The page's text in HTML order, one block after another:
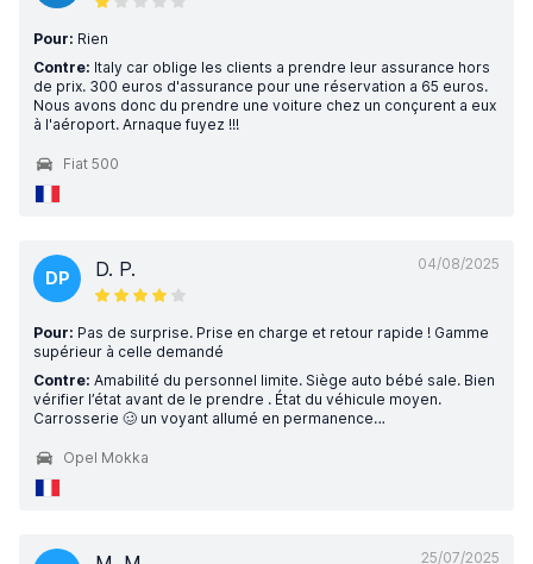
Pour: Rien
Contre: Italy car oblige les clients a prendre leur assurance hors
de prix. 300 euros d'assurance pour une réservation a 65 euros.
Nous avons donc du prendre une voiture chez un conçurent a eux
à l'aéroport. Arnaque fuyez !!!
Fiat 500
04/08/2025
DP D. P.
Pour: Pas de surprise. Prise en charge et retour rapide ! Gamme
supérieur à celle demandé
Contre: Amabilité du personnel limite. Siège auto bébé sale. Bien
vérifier l’état avant de le prendre . État du véhicule moyen.
Carrosserie 🥴 un voyant allumé en permanence…
Opel Mokka
25/07/2025